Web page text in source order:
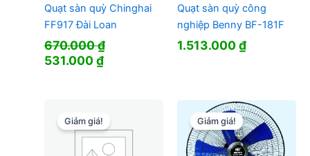
Quạt sàn quỳ Chinghai
FF917 Đài Loan
670.000₫
Giá
531.000₫Giá
Quạt sàn quỳ công
nghiệp Benny BF-181F
1.513.000₫
Giảm giá! Giảm giá!